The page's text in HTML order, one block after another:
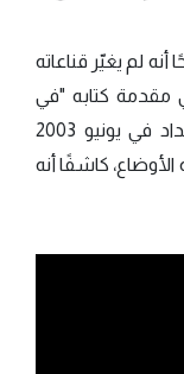
لم يغيّر قناعاته
مقدمة كتابه "في
مرمى النيران"، حيث أشار إلى أنه ودّع بغداد في يونيو 2003
كاشفًا أنه